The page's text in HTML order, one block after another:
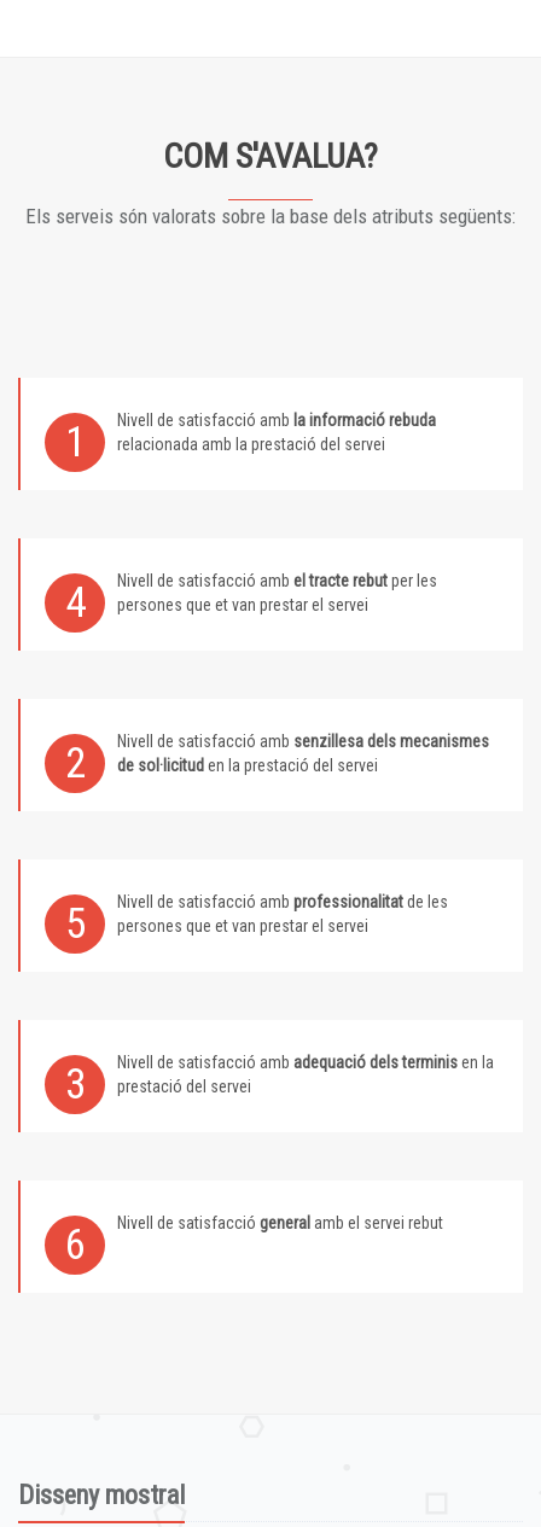
COM S'AVALUA?
Els serveis són valorats sobre la base dels atributs següents:
1 Nivell de satisfacció amb la informació rebuda
relacionada amb la prestació del servei
4 Nivell de satisfacció amb el tracte rebutper les
persones que et van prestar el servei
2 Nivell de satisfacció amb senzillesa dels mecanismes
de sol·licitud en la prestació del servei
5 Nivell de satisfacció amb professionalitatde les
persones que et van prestar el servei
3 Nivell de satisfacció amb adequació dels terminisen la
prestació del servei
6 Nivell de satisfacció general amb el servei rebut
Disseny mostral